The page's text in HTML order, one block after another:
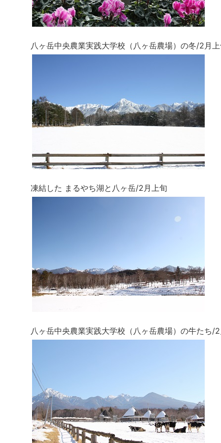
八ヶ岳中央農業実践大学校（八ヶ岳農場）の冬/2月
凍結した まるやち湖と八ヶ岳/2月上旬
八ヶ岳中央農業実践大学校（八ヶ岳農場）の牛たち/